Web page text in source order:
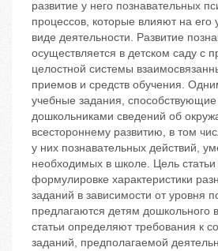
развитие у него познавательных
процессов, которые влияют на его
виде деятельности. Развитие
осуществляется в детском саду с
целостной системы
приемов и средств обучения.
учебные задания,
дошкольниками сведений об
всестороннему развитию, в том
у них познавательных действий,
необходимых в школе. Цель статьи
формулировке характеристики
заданий в зависимости от уровня
предлагаются детям дошкольного
статьи определяют требования к
заданий, предполагаемой